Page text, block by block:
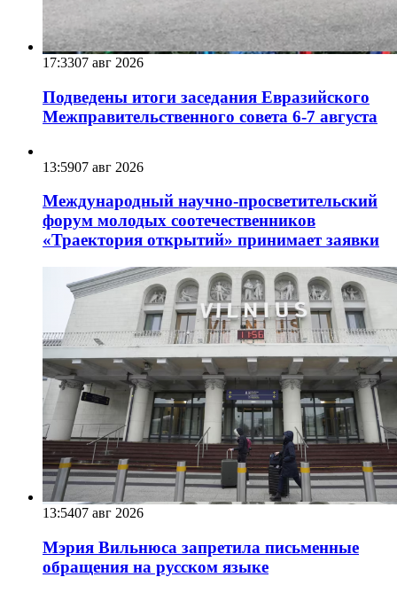
17:3307 авг 2026
Подведены итоги заседания Евразийского
Межправительственного совета 6-7 августа
13:5907 авг 2026
Международный научно-просветительский
форум молодых соотечественников
«Траектория открытий» принимает заявки
13:5407 авг 2026
Мэрия Вильнюса запретила письменные
обращения на русском языке